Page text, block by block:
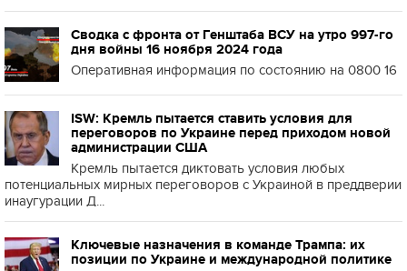
Сводка с фронта от Генштаба ВСУ на утро 997-го
дня войны 16 ноября 2024 года
Оперативная информация по состоянию на 0800 16
ISW: Кремль пытается ставить условия для
переговоров по Украине перед приходом новой
администрации США
Кремль пытается диктовать условия любых
потенциальных мирных переговоров с Украиной в преддверии
инаугурации Д...
Ключевые назначения в команде Трампа: их
позиции по Украине и международной политике